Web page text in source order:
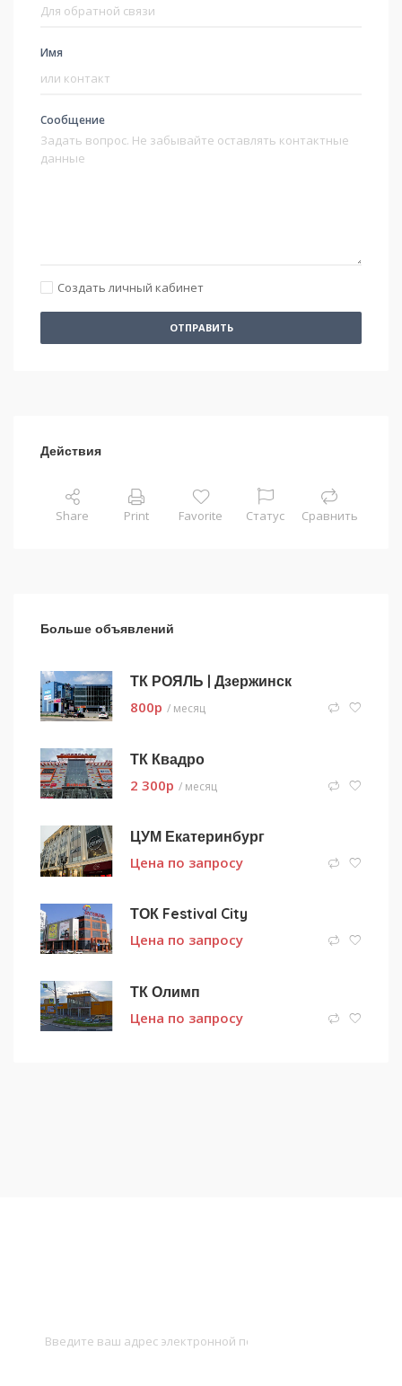
Имя
Сообщение
Создать личный кабинет
ОТПРАВИТЬ
Действия
Share Print Favorite Статус Сравнить
Больше объявлений
ТК РОЯЛЬ | Дзержинск
800p / месяц
ТК Квадро
2 300p / месяц
ЦУМ Екатеринбург
Цена по запросу
ТОК Festival City
Цена по запросу
ТК Олимп
Цена по запросу